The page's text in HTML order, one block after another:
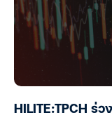
HILITE:TPCH ร่